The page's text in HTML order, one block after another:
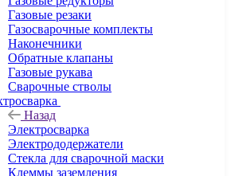
Газовые резаки
Газосварочные комплекты
Наконечники
Обратные клапаны
Газовые рукава
Сварочные стволы
Назад
Электросварка
Электрододержатели
Стекла для сварочной маски
Клеммы заземления